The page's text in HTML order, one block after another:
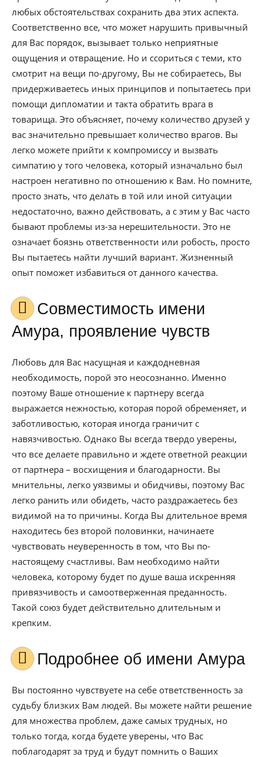
любых обстоятельствах сохранить два этих аспекта.
Соответственно все, что может нарушить привычный
для Вас порядок, вызывает только неприятные
ощущения и отвращение. Но и ссориться с теми, кто
смотрит на вещи по-другому, Вы не собираетесь, Вы
придерживаетесь иных принципов и попытаетесь при
помощи дипломатии и такта обратить врага в
товарища. Это объясняет, почему количество друзей у
вас значительно превышает количество врагов. Вы
легко можете прийти к компромиссу и вызвать
симпатию у того человека, который изначально был
настроен негативно по отношению к Вам. Но помните,
просто знать, что делать в той или иной ситуации
недостаточно, важно действовать, а с этим у Вас часто
бывают проблемы из-за нерешительности. Это не
означает боязнь ответственности или робость, просто
Вы пытаетесь найти лучший вариант. Жизненный
опыт поможет избавиться от данного качества.
Совместимость имени
Амура, проявление чувств
Любовь для Вас насущная и каждодневная
необходимость, порой это неосознанно. Именно
поэтому Ваше отношение к партнеру всегда
выражается нежностью, которая порой обременяет, и
заботливостью, которая иногда граничит с
навязчивостью. Однако Вы всегда твердо уверены,
что все делаете правильно и ждете ответной реакции
от партнера – восхищения и благодарности. Вы
мнительны, легко уязвимы и обидчивы, поэтому Вас
легко ранить или обидеть, часто раздражаетесь без
видимой на то причины. Когда Вы длительное время
находитесь без второй половинки, начинаете
чувствовать неуверенность в том, что Вы по-
настоящему счастливы. Вам необходимо найти
человека, которому будет по душе ваша искренняя
привязчивость и самоотверженная преданность.
Такой союз будет действительно длительным и
крепким.
Подробнее об имени Амура
Вы постоянно чувствуете на себе ответственность за
судьбу близких Вам людей. Вы можете найти решение
для множества проблем, даже самых трудных, но
только тогда, когда будете уверены, что Вас
поблагодарят за труд и будут помнить о Ваших